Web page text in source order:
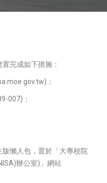
完成如下措施：
；
007)；
版懶人包，置於「大專校院
辦公室)」網站